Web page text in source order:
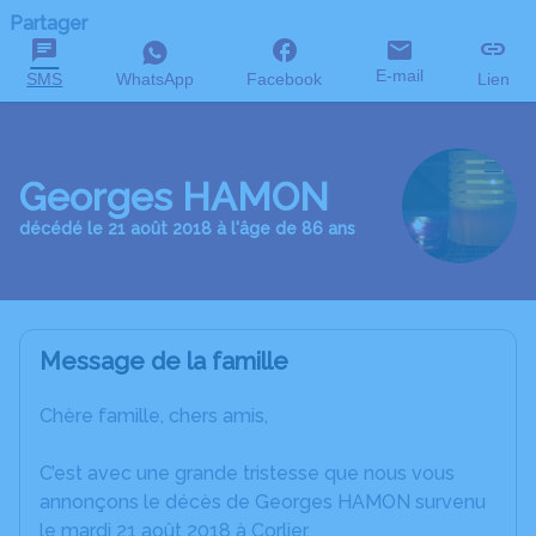
Partager
SMS WhatsApp Facebook E-mail Lien
Georges HAMON
décédé le 21 août 2018 à l'âge de 86 ans
Message de la famille
Chère famille, chers amis,
C’est avec une grande tristesse que nous vous
annonçons le décès de Georges HAMON survenu
le mardi 21 août 2018 à Corlier.